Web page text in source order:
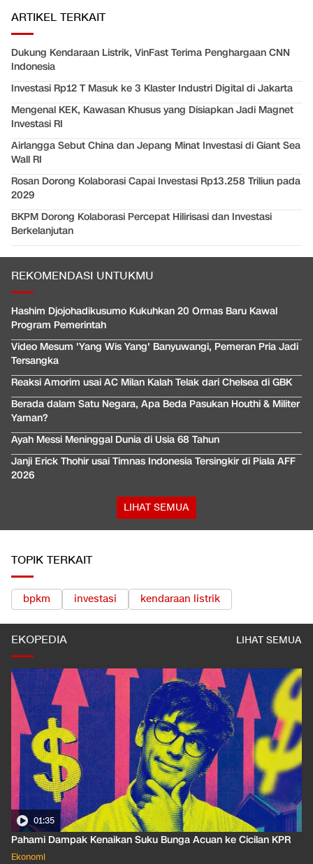
ARTIKEL TERKAIT
Dukung Kendaraan Listrik, VinFast Terima Penghargaan CNN
Indonesia
Investasi Rp12 T Masuk ke 3 Klaster Industri Digital di Jakarta
Mengenal KEK, Kawasan Khusus yang Disiapkan Jadi Magnet
Investasi RI
Airlangga Sebut China dan Jepang Minat Investasi di Giant Sea
Wall RI
Rosan Dorong Kolaborasi Capai Investasi Rp13.258 Triliun pada
2029
BKPM Dorong Kolaborasi Percepat Hilirisasi dan Investasi
Berkelanjutan
REKOMENDASI UNTUKMU
Hashim Djojohadikusumo Kukuhkan 20 Ormas Baru Kawal
Program Pemerintah
Video Mesum 'Yang Wis Yang' Banyuwangi, Pemeran Pria Jadi
Tersangka
Reaksi Amorim usai AC Milan Kalah Telak dari Chelsea di GBK
Berada dalam Satu Negara, Apa Beda Pasukan Houthi & Militer
Yaman?
Ayah Messi Meninggal Dunia di Usia 68 Tahun
Janji Erick Thohir usai Timnas Indonesia Tersingkir di Piala AFF
2026
LIHAT SEMUA
TOPIK TERKAIT
bpkm investasi kendaraan listrik
EKOPEDIA LIHAT SEMUA
01:35
Pahami Dampak Kenaikan Suku Bunga Acuan ke Cicilan KPR
Ekonomi